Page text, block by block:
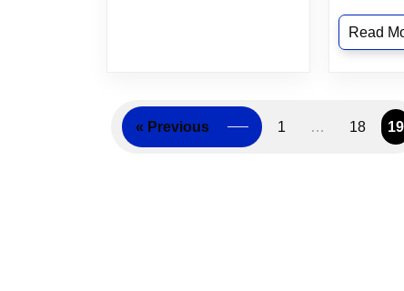
Read
« Previous 1 … 18 19